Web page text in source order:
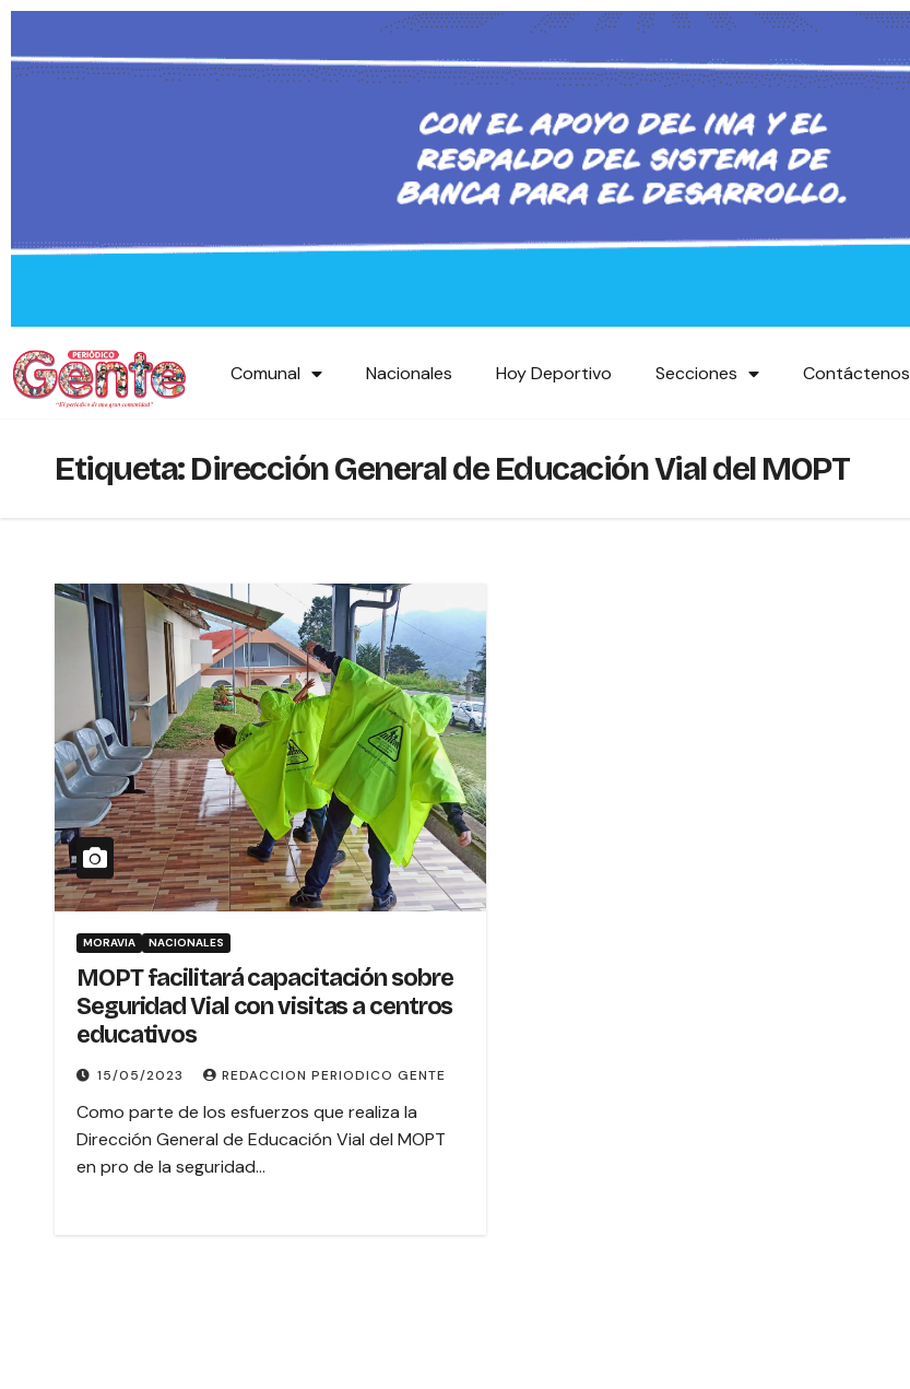
Comunal Nacionales Hoy Deportivo Secciones Contáctenos
Etiqueta:Dirección General de Educación Vial del MOPT
MORAVIA NACIONALES
MOPT facilitará capacitación sobre
Seguridad Vial con visitas a centros
educativos
15/05/2023 REDACCION PERIODICO GENTE
Como parte de los esfuerzos que realiza la
Dirección General de Educación Vial del MOPT
en pro de la seguridad…